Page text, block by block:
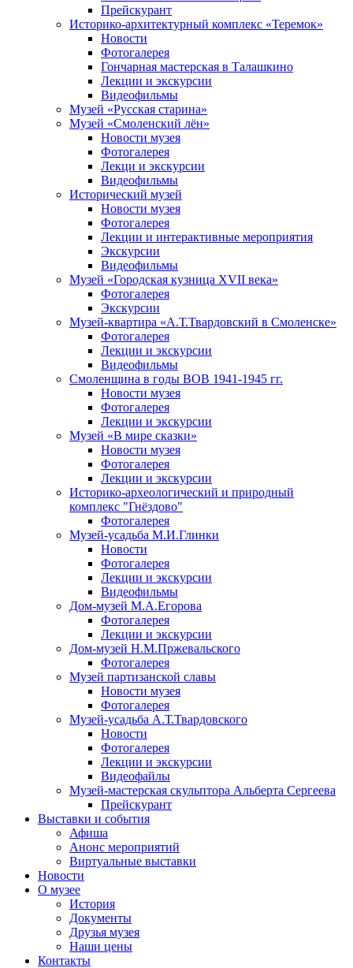
Прейскурант
Историко-архитектурный комплекс «Теремок»
Новости
Фотогалерея
Гончарная мастерская в Талашкино
Лекции и экскурсии
Видеофильмы
Музей «Русская старина»
Музей «Смоленский лён»
Новости музея
Фотогалерея
Лекци и экскурсии
Видеофильмы
Исторический музей
Новости музея
Фотогалерея
Лекции и интерактивные мероприятия
Экскурсии
Видеофильмы
Музей «Городская кузница XVII века»
Фотогалерея
Экскурсии
Музей-квартира «А.Т.Твардовский в Смоленске»
Фотогалерея
Лекции и экскурсии
Видеофильмы
Смоленщина в годы ВОВ 1941-1945 гг.
Новости музея
Фотогалерея
Лекции и экскурсии
Музей «В мире сказки»
Новости музея
Фотогалерея
Лекции и экскурсии
Историко-археологический и природный
комплекс "Гнёздово"
Фотогалерея
Музей-усадьба М.И.Глинки
Новости
Фотогалерея
Лекции и экскурсии
Видеофильмы
Дом-музей М.А.Егорова
Фотогалерея
Лекции и экскурсии
Дом-музей Н.М.Пржевальского
Фотогалерея
Музей партизанской славы
Новости музея
Фотогалерея
Музей-усадьба А.Т.Твардовского
Новости
Фотогалерея
Лекции и экскурсии
Видеофайлы
Музей-мастерская скульптора Альберта Сергеева
Прейскурант
Выставки и события
Афиша
Анонс мероприятий
Виртуальные выставки
Новости
О музее
История
Документы
Друзья музея
Наши цены
Контакты